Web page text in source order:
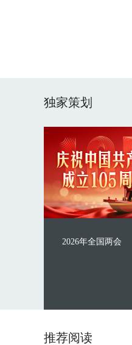
独家策划
2026年全国两会
推荐阅读